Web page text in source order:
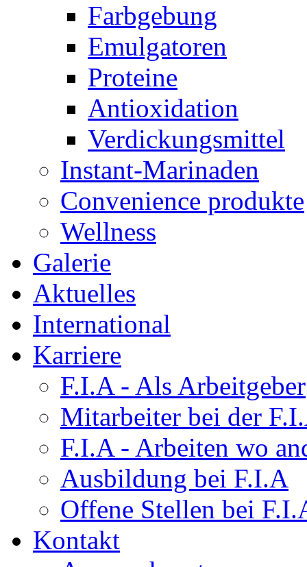
Farbgebung
Emulgatoren
Proteine
Antioxidation
Verdickungsmittel
Instant-Marinaden
Convenience produkte
Wellness
Galerie
Aktuelles
International
Karriere
F.I.A - Als Arbeitgeber
Mitarbeiter bei der
F.I.A - Arbeiten wo
Ausbildung bei F.I.A
Offene Stellen bei
Kontakt